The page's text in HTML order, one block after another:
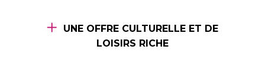
UNE OFFRE CULTURELLE ET DE
LOISIRS RICHE